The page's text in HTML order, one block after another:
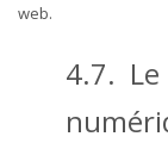
web.
4.7.